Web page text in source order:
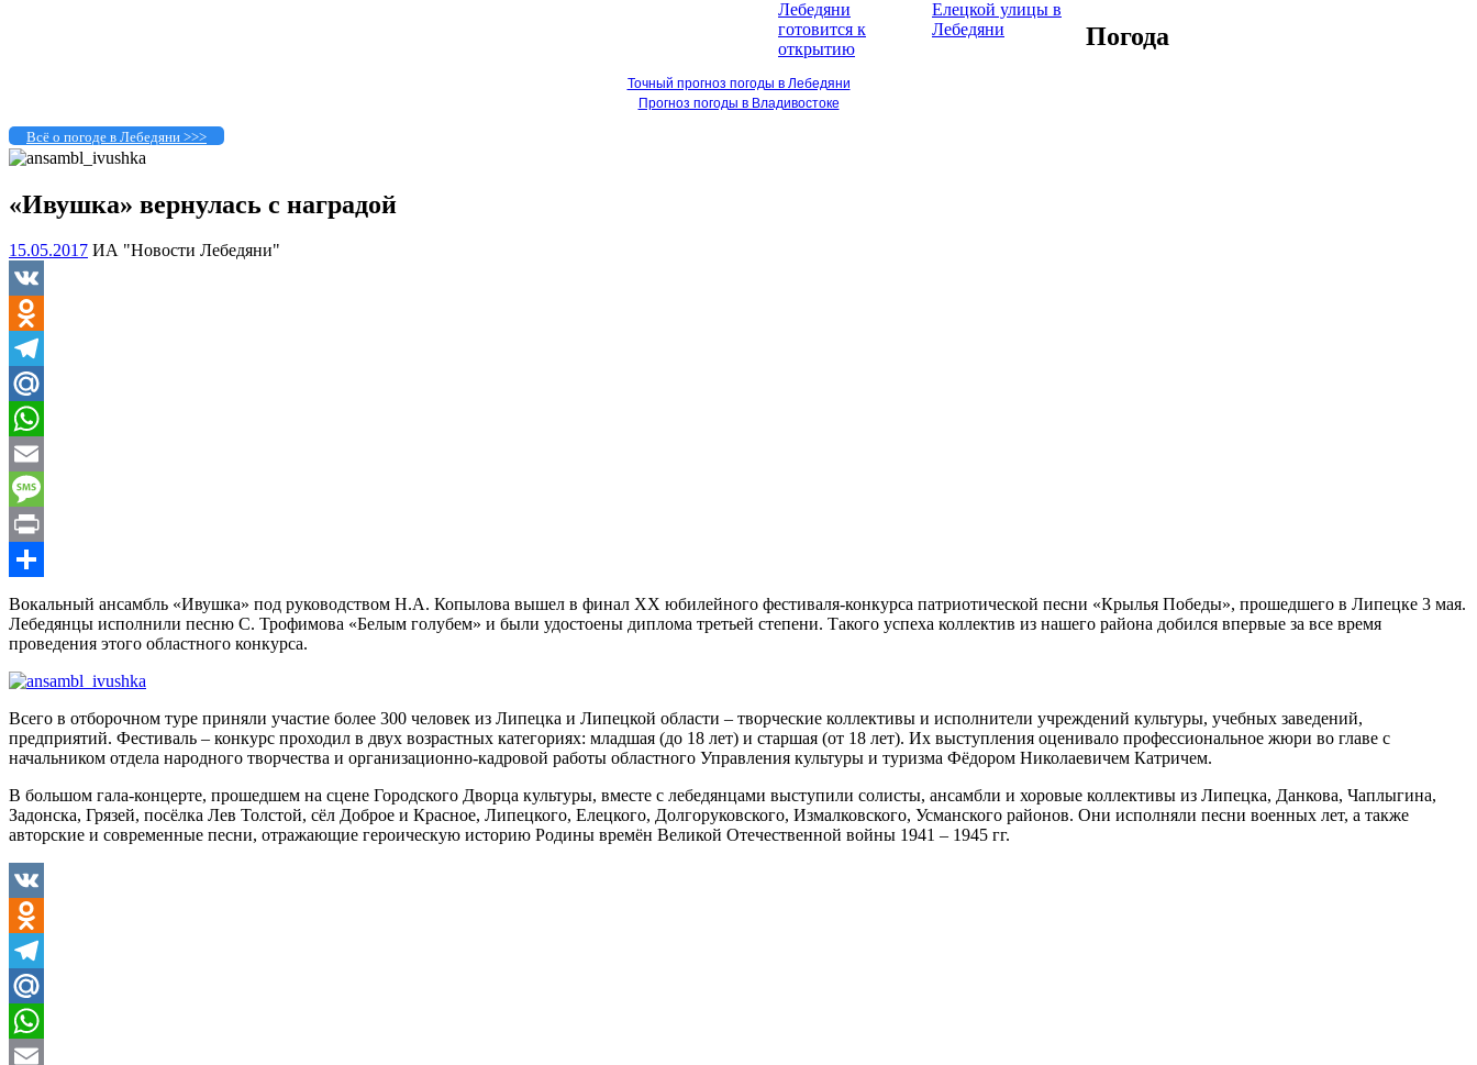
Погода
Точный прогноз погоды в Лебедяни
Прогноз погоды в Владивостоке
Всё о погоде в Лебедяни >>>
«Ивушка» вернулась с наградой
15.05.2017 ИА "Новости Лебедяни"
VK
Odnoklassniki
Telegram
Mail.Ru
WhatsApp
Email
Message
Print
Отправить
Вокальный ансамбль «Ивушка» под руководством Н.А. Копылова вышел в финал XX юбилейного фестиваля-конкурса патриотической песни «Крылья Победы», прошедшего в Липецке 3 мая.
Лебедянцы исполнили песню С. Трофимова «Белым голубем» и были удостоены диплома третьей степени. Такого успеха коллектив из нашего района добился впервые за все время
проведения этого областного конкурса.
Всего в отборочном туре приняли участие более 300 человек из Липецка и Липецкой области – творческие коллективы и исполнители учреждений культуры, учебных заведений,
предприятий. Фестиваль – конкурс проходил в двух возрастных категориях: младшая (до 18 лет) и старшая (от 18 лет). Их выступления оценивало профессиональное жюри во главе с
начальником отдела народного творчества и организационно-кадровой работы областного Управления культуры и туризма Фёдором Николаевичем Катричем.
В большом гала-концерте, прошедшем на сцене Городского Дворца культуры, вместе с лебедянцами выступили солисты, ансамбли и хоровые коллективы из Липецка, Данкова, Чаплыгина,
Задонска, Грязей, посёлка Лев Толстой, сёл Доброе и Красное, Липецкого, Елецкого, Долгоруковского, Измалковского, Усманского районов. Они исполняли песни военных лет, а также
авторские и современные песни, отражающие героическую историю Родины времён Великой Отечественной войны 1941 – 1945 гг.
VK
Odnoklassniki
Telegram
Mail.Ru
WhatsApp